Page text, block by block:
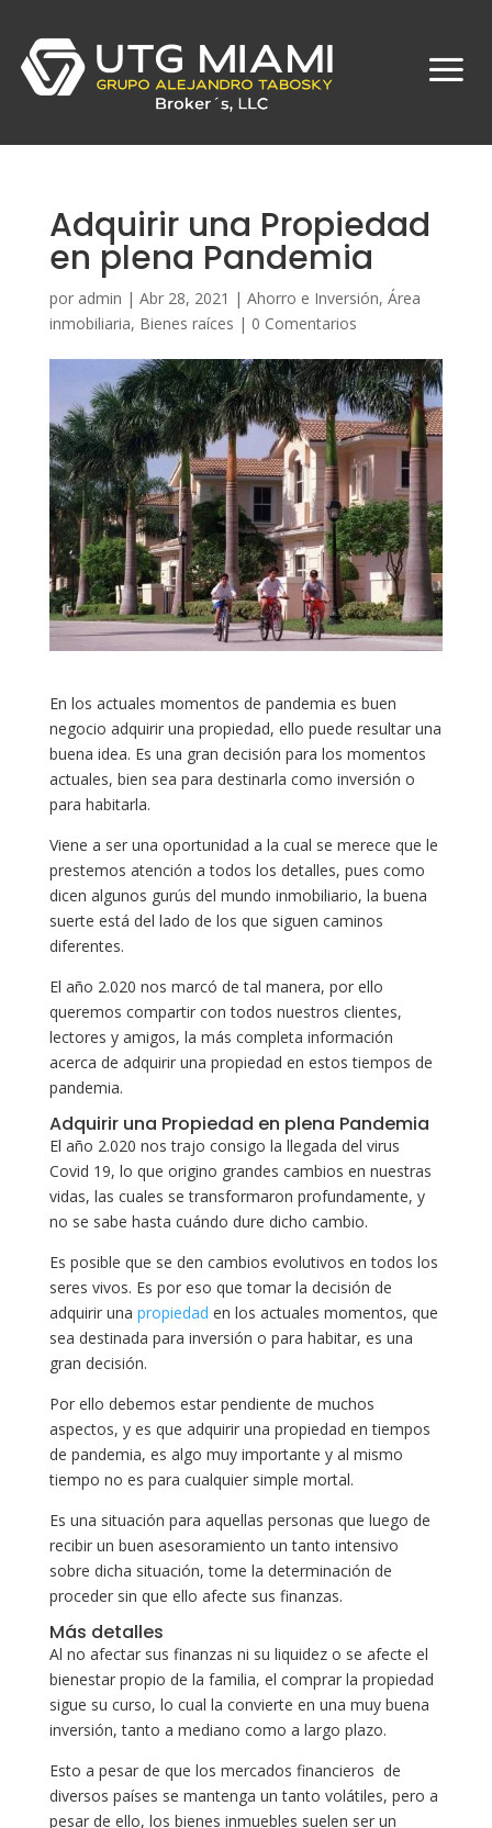
Adquirir una Propiedad
en plena Pandemia
por admin | Abr 28, 2021 | Ahorro e Inversión, Área
inmobiliaria, Bienes raíces | 0 Comentarios
En los actuales momentos de pandemia es buen
negocio adquirir una propiedad, ello puede resultar una
buena idea. Es una gran decisión para los momentos
actuales, bien sea para destinarla como inversión o
para habitarla.
Viene a ser una oportunidad a la cual se merece que le
prestemos atención a todos los detalles, pues como
dicen algunos gurús del mundo inmobiliario, la buena
suerte está del lado de los que siguen caminos
diferentes.
El año 2.020 nos marcó de tal manera, por ello
queremos compartir con todos nuestros clientes,
lectores y amigos, la más completa información
acerca de adquirir una propiedad en estos tiempos de
pandemia.
Adquirir una Propiedad en plena Pandemia
El año 2.020 nos trajo consigo la llegada del virus
Covid 19, lo que origino grandes cambios en nuestras
vidas, las cuales se transformaron profundamente, y
no se sabe hasta cuándo dure dicho cambio.
Es posible que se den cambios evolutivos en todos los
seres vivos. Es por eso que tomar la decisión de
adquirir una propiedad en los actuales momentos, que
sea destinada para inversión o para habitar, es una
gran decisión.
Por ello debemos estar pendiente de muchos
aspectos, y es que adquirir una propiedad en tiempos
de pandemia, es algo muy importante y al mismo
tiempo no es para cualquier simple mortal.
Es una situación para aquellas personas que luego de
recibir un buen asesoramiento un tanto intensivo
sobre dicha situación, tome la determinación de
proceder sin que ello afecte sus finanzas.
Más detalles
Al no afectar sus finanzas ni su liquidez o se afecte el
bienestar propio de la familia, el comprar la propiedad
sigue su curso, lo cual la convierte en una muy buena
inversión, tanto a mediano como a largo plazo.
Esto a pesar de que los mercados financieros de
diversos países se mantenga un tanto volátiles, pero a
pesar de ello, los bienes inmuebles suelen ser un